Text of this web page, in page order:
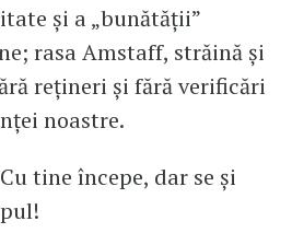
și a „bunătății”
rasa Amstaff, străină și
rețineri și fără verificări
noastre.
tine începe, dar se și